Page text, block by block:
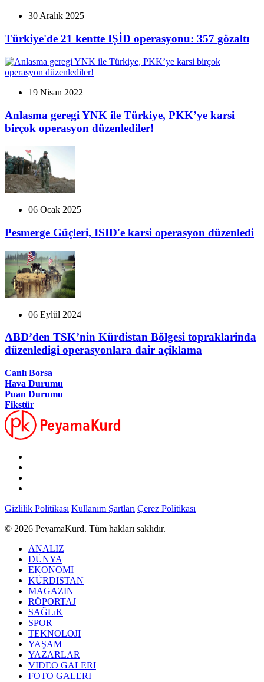
30 Aralık 2025
Türkiye'de 21 kentte IŞİD operasyonu: 357 gözaltı
19 Nisan 2022
Anlasma geregi YNK ile Türkiye, PKK’ye karsi
birçok operasyon düzenlediler!
06 Ocak 2025
Pesmerge Güçleri, ISID'e karsi operasyon düzenledi
06 Eylül 2024
ABD’den TSK’nin Kürdistan Bölgesi topraklarinda
düzenledigi operasyonlara dair açiklama
Canlı Borsa
Hava Durumu
Puan Durumu
Fikstür
Gizlilik Politikası Kullanım Şartları Çerez Politikası
© 2026 PeyamaKurd. Tüm hakları saklıdır.
ANALIZ
DÜNYA
EKONOMI
KÜRDISTAN
MAGAZIN
RÖPORTAJ
SAĞLıK
SPOR
TEKNOLOJI
YAŞAM
YAZARLAR
VIDEO GALERI
FOTO GALERI